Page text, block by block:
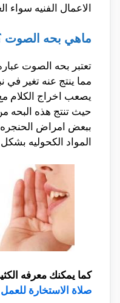
الاعمال الفنيه سواء
ماهي بحه الصوت
تعتبر بحه الصوت
مما ينتج عنه تغير
يصعب اخراج الكلام
حيث تنتج هذه البحه
ببعض امراض الحنجره
المواد الكحوليه بشكل
كما يمكنك معرفه
صلاة الاستخارة للعمل